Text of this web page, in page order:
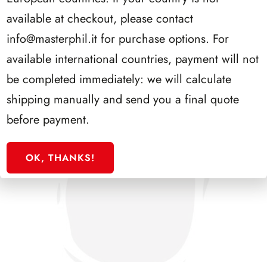
PRESIDENZA GRONCHI 1955/1962
available at checkout, please contact
info@masterphil.it for purchase options. For
available international countries, payment will not
be completed immediately: we will calculate
shipping manually and send you a final quote
before payment.
OK, THANKS!